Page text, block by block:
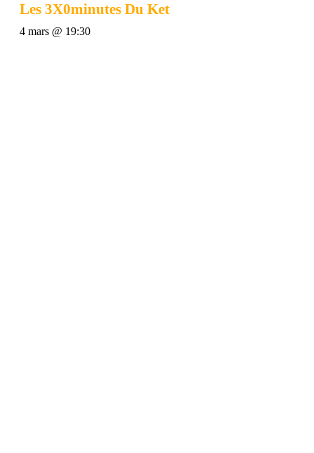
Les 3X0minutes Du Ket
4 mars @ 19:30